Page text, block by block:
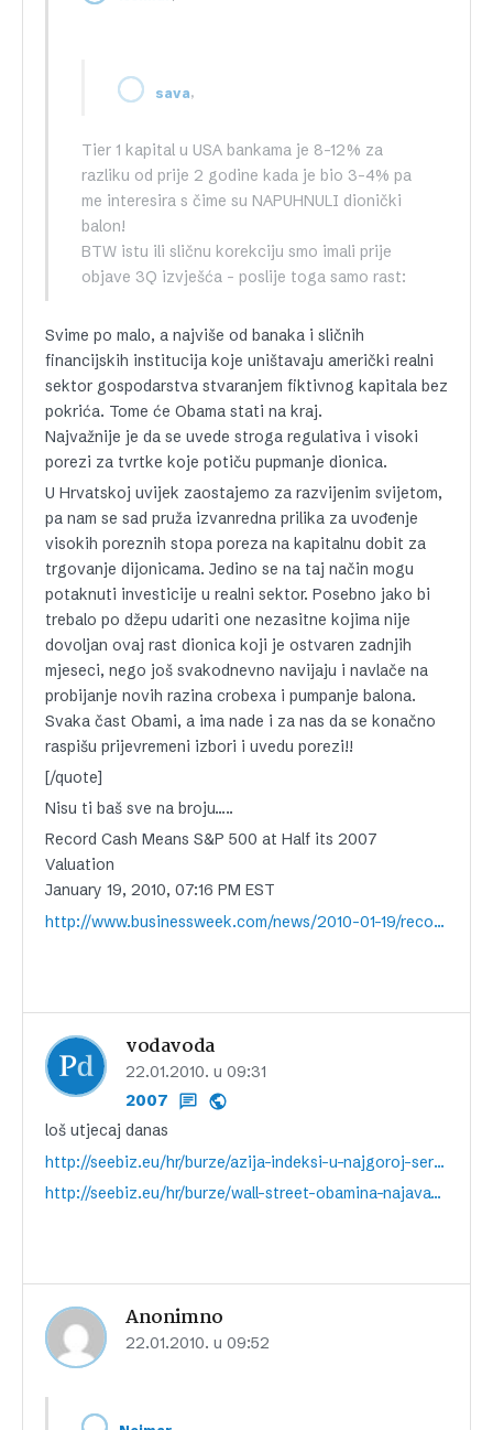
sava,
Tier 1 kapital u USA bankama je 8-12% za
razliku od prije 2 godine kada je bio 3-4% pa
me interesira s čime su NAPUHNULI dionički
balon!
BTW istu ili sličnu korekciju smo imali prije
objave 3Q izvješća – poslije toga samo rast:
Svime po malo, a najviše od banaka i sličnih
financijskih institucija koje uništavaju američki realni
sektor gospodarstva stvaranjem fiktivnog kapitala bez
pokrića. Tome će Obama stati na kraj.
Najvažnije je da se uvede stroga regulativa i visoki
porezi za tvrtke koje potiču pupmanje dionica.
U Hrvatskoj uvijek zaostajemo za razvijenim svijetom,
pa nam se sad pruža izvanredna prilika za uvođenje
visokih poreznih stopa poreza na kapitalnu dobit za
trgovanje dijonicama. Jedino se na taj način mogu
potaknuti investicije u realni sektor. Posebno jako bi
trebalo po džepu udariti one nezasitne kojima nije
dovoljan ovaj rast dionica koji je ostvaren zadnjih
mjeseci, nego još svakodnevno navijaju i navlače na
probijanje novih razina crobexa i pumpanje balona.
Svaka čast Obami, a ima nade i za nas da se konačno
raspišu prijevremeni izbori i uvedu porezi!!
[/quote]
Nisu ti baš sve na broju…..
Record Cash Means S&P 500 at Half its 2007
Valuation
January 19, 2010, 07:16 PM EST
http://www.businessweek.com/news/2010-01-19/record-cash-means-s-p-500-trading-at-half-its-2007-valuation.html
vodavoda
22.01.2010. u 09:31
2007
loš utjecaj danas
http://seebiz.eu/hr/burze/azija-indeksi-u-najgoroj-seriji-u-pola-godine,66527.html
http://seebiz.eu/hr/burze/wall-street-obamina-najava-srusila-indekse-najostrije-u-tri-mjeseca,66524.html
Anonimno
22.01.2010. u 09:52